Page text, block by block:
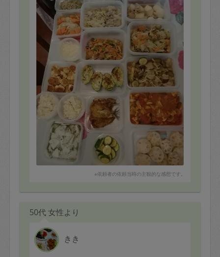
※依頼者の依頼当時の主観的な感想です。
50代 女性より
きき